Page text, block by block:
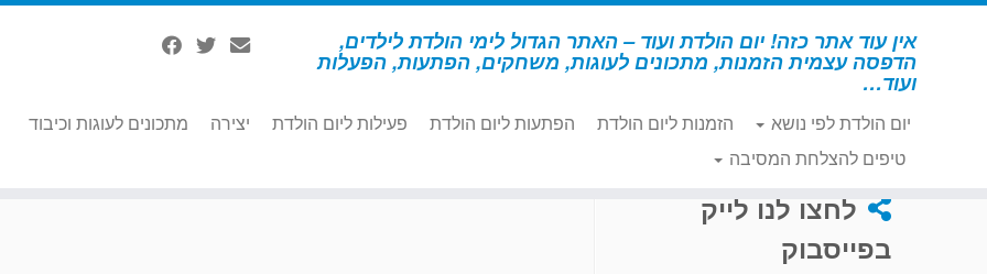
דלג
אין עוד אתר כזה! יום הולדת ועוד – האתר הגדול לימי הולדת לילדים,
הדפסה עצמית הזמנות, מתכונים לעוגות, משחקים, הפתעות, הפעלות
ועוד…
יום הולדת לפי נושא הזמנות ליום הולדת הפתעות ליום הולדת פעילות ליום הולדת יצירה
מתכונים לעוגות וכיבוד
טיפים להצלחת המסיבה
דף הבית » יצירה » אוטובוס להדפסה והרכבה
לחצו לנו לייק
בפייסבוק